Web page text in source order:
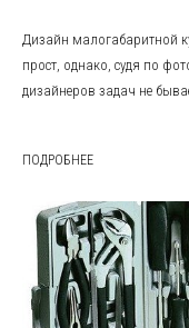
Дизайн малогабаритной
прост, однако, судя по
дизайнеров задач не
ПОДРОБНЕЕ